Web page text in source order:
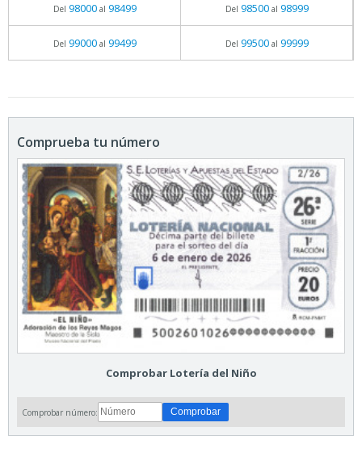
Del 98000al 98499 Del 98500al 98999
Del 99000al 99499 Del 99500al 99999
Comprueba tu número
Comprobar Lotería del Niño
Comprobar número: